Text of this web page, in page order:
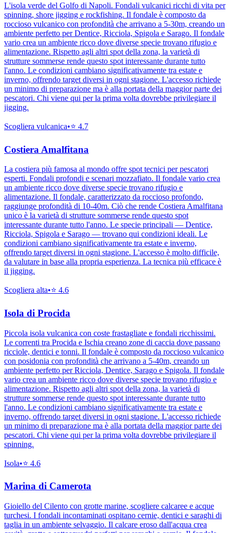
L'isola verde del Golfo di Napoli. Fondali vulcanici ricchi di vita per
spinning, shore jigging e rockfishing. Il fondale è composto da
roccioso vulcanico con profondità che arrivano a 5-30m, creando un
ambiente perfetto per Dentice, Ricciola, Spigola e Sarago. Il fondale
vario crea un ambiente ricco dove diverse specie trovano rifugio e
alimentazione. Rispetto agli altri spot della zona, la varietà di
strutture sommerse rende questo spot interessante durante tutto
l'anno. Le condizioni cambiano significativamente tra estate e
inverno, offrendo target diversi in ogni stagione. L'accesso richiede
un minimo di preparazione ma è alla portata della maggior parte dei
pescatori. Chi viene qui per la prima volta dovrebbe privilegiare il
jigging.
Scogliera vulcanica•⭐ 4.7
Costiera Amalfitana
La costiera più famosa al mondo offre spot tecnici per pescatori
esperti. Fondali profondi e scenari mozzafiato. Il fondale vario crea
un ambiente ricco dove diverse specie trovano rifugio e
alimentazione. Il fondale, caratterizzato da roccioso profondo,
raggiunge profondità di 10-40m. Ciò che rende Costiera Amalfitana
unico è la varietà di strutture sommerse rende questo spot
interessante durante tutto l'anno. Le specie principali — Dentice,
Ricciola, Spigola e Sarago — trovano qui condizioni ideali. Le
condizioni cambiano significativamente tra estate e inverno,
offrendo target diversi in ogni stagione. L'accesso è molto difficile,
da valutare in base alla propria esperienza. La tecnica più efficace è
il jigging.
Scogliera alta•⭐ 4.6
Isola di Procida
Piccola isola vulcanica con coste frastagliate e fondali ricchissimi.
Le correnti tra Procida e Ischia creano zone di caccia dove passano
ricciole, dentici e tonni. Il fondale è composto da roccioso vulcanico
con posidonia con profondità che arrivano a 5-40m, creando un
ambiente perfetto per Ricciola, Dentice, Sarago e Spigola. Il fondale
vario crea un ambiente ricco dove diverse specie trovano rifugio e
alimentazione. Rispetto agli altri spot della zona, la varietà di
strutture sommerse rende questo spot interessante durante tutto
l'anno. Le condizioni cambiano significativamente tra estate e
inverno, offrendo target diversi in ogni stagione. L'accesso richiede
un minimo di preparazione ma è alla portata della maggior parte dei
pescatori. Chi viene qui per la prima volta dovrebbe privilegiare il
spinning.
Isola•⭐ 4.6
Marina di Camerota
Gioiello del Cilento con grotte marine, scogliere calcaree e acque
turchesi. I fondali incontaminati ospitano cernie, dentici e saraghi di
taglia in un ambiente selvaggio. Il calcare eroso dall'acqua crea